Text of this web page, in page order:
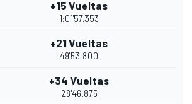
+15 Vueltas
1:01'57.353
+21 Vueltas
49'53.800
+34 Vueltas
28'46.875